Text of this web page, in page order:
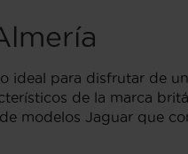
ideal para disfrutar de
de la marca
modelos Jaguar que